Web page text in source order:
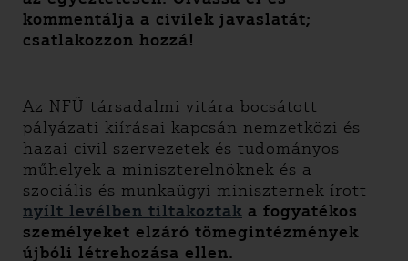
kommentálja a civilek javaslatát;
csatlakozzon hozzá!
Az NFÜ társadalmi vitára bocsátott
pályázati kiírásai kapcsán nemzetközi és
hazai civil szervezetek és tudományos
műhelyek a miniszterelnöknek és a
szociális és munkaügyi miniszternek írott
nyílt levélben tiltakoztak a fogyatékos
személyeket elzáró tömegintézmények
újbóli létrehozása ellen.